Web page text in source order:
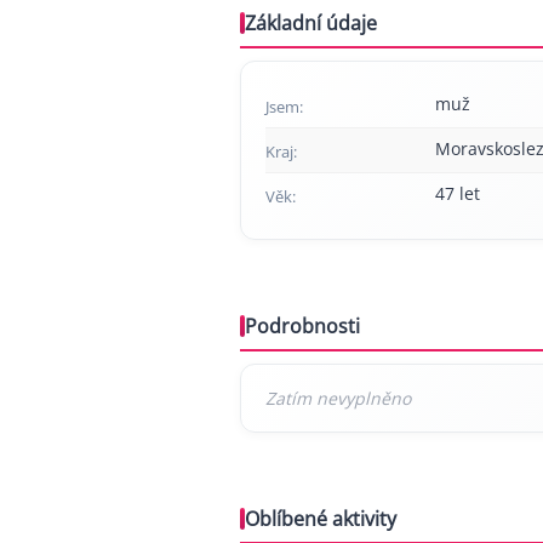
Základní údaje
Jsem: muž
Kraj:
Věk: 47 let
Podrobnosti
Oblíbené aktivity